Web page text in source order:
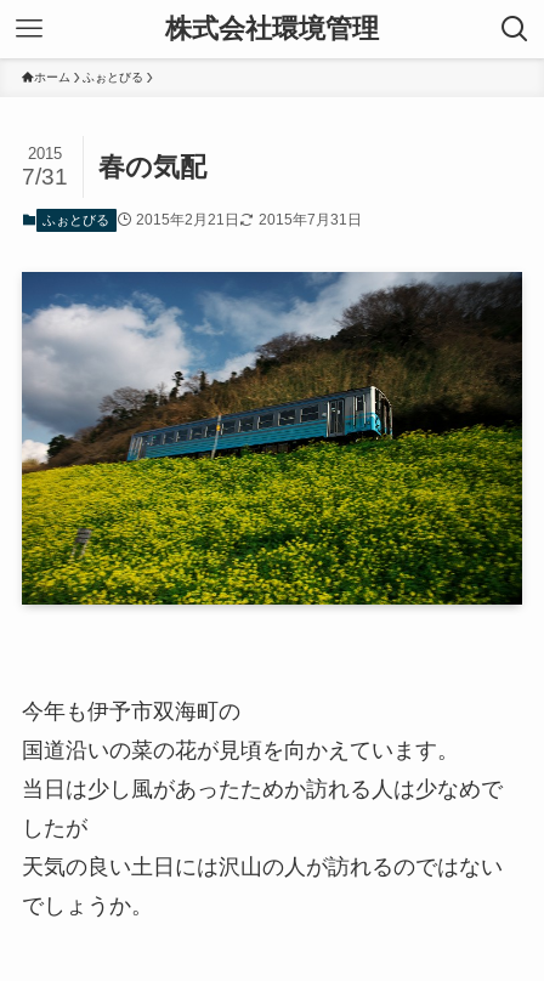
株式会社環境管理
ホーム ふぉとびる
春の気配
2015
7/31
ふぉとびる 2015年2月21日 2015年7月31日
今年も伊予市双海町の
国道沿いの菜の花が見頃を向かえています。
当日は少し風があったためか訪れる人は少なめで
したが
天気の良い土日には沢山の人が訪れるのではない
でしょうか。